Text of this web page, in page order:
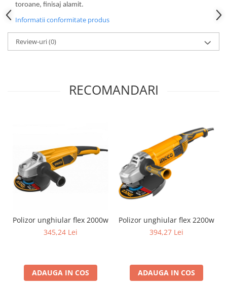
toroane, finisaj alamit.
Informatii conformitate produs
Review-uri(0)
RECOMANDARI
Polizor unghiular flex 2000w
345,24 Lei
ADAUGA IN COS
Polizor unghiular flex 2200w
394,27 Lei
ADAUGA IN COS